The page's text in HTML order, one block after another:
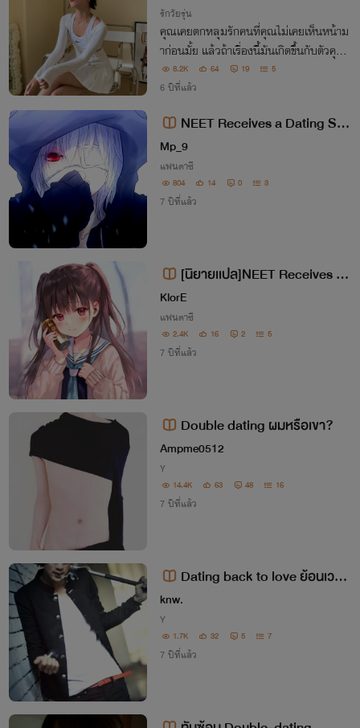
รักวัยรุ่น
คุณเคยตกหลุมรักคนที่คุณไม่เคยเห็นหน้าม
าก่อนมั้ย แล้วถ้าเรื่องนี้มันเกิดขึ้นกับตัวคุณจ
ริงๆล่ะ? #มาร่วมหาคู่แท้ของคุณไปกับเราวัน
นี้ สนใจสมัครแอปพริเคชั่นกดดาวน์โหลดตา
8.2K 64 19 5
6 ปีที่แล้ว
NEET Receives a Dating Sim
System - เทพนีทจีบสาว
Mp_9
แฟนตาซี
804 14 0 3
7 ปีที่แล้ว
[นิยายเเปล]NEET Receives a
Dating Sim System - เทพนีทจีบห
ญิง
KlorE
แฟนตาซี
2.4K 16 2 5
7 ปีที่แล้ว
Double dating ผมหรือเขา?
Ampme0512
Y
14.4K 63 48 16
7 ปีที่แล้ว
Dating back to love ย้อนเวลา
ตามหารัก
knw.
Y
1.7K 32 5 7
7 ปีที่แล้ว